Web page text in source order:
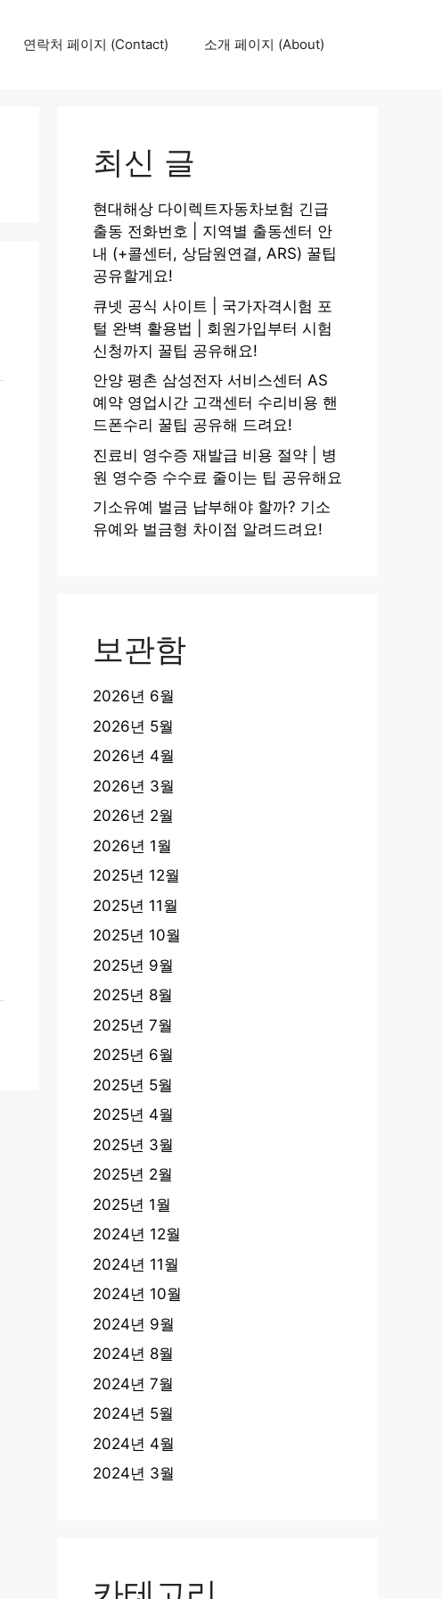
연락처 페이지 (Contact) 소개 페이지 (About)
최신 글
현대해상 다이렉트자동차보험 긴급
출동 전화번호 | 지역별 출동센터 안
내 (+콜센터, 상담원연결, ARS) 꿀팁
공유할게요!
큐넷 공식 사이트 | 국가자격시험 포
털 완벽 활용법 | 회원가입부터 시험
신청까지 꿀팁 공유해요!
안양 평촌 삼성전자 서비스센터 AS
예약 영업시간 고객센터 수리비용 핸
드폰수리 꿀팁 공유해 드려요!
진료비 영수증 재발급 비용 절약 | 병
원 영수증 수수료 줄이는 팁 공유해요
기소유예 벌금 납부해야 할까? 기소
유예와 벌금형 차이점 알려드려요!
보관함
2026년 6월
2026년 5월
2026년 4월
2026년 3월
2026년 2월
2026년 1월
2025년 12월
2025년 11월
2025년 10월
2025년 9월
2025년 8월
2025년 7월
2025년 6월
2025년 5월
2025년 4월
2025년 3월
2025년 2월
2025년 1월
2024년 12월
2024년 11월
2024년 10월
2024년 9월
2024년 8월
2024년 7월
2024년 5월
2024년 4월
2024년 3월